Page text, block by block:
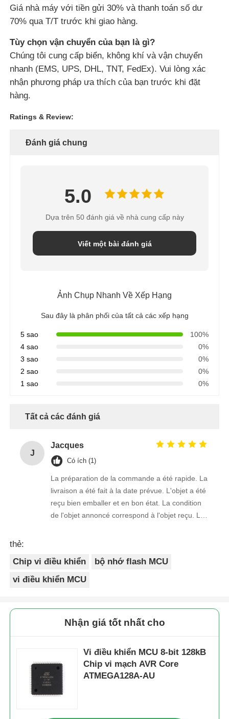
Đầu nối
Chip quản lý năng lượng
Giá nhà máy với tiền gửi 30% và thanh toán số dư
70% qua T/T trước khi giao hàng.
Tùy chọn vận chuyển của bạn là gì?
Chúng tôi cung cấp biển, không khí và vận chuyển
nhanh (EMS, UPS, DHL, TNT, FedEx). Vui lòng xác
nhận phương pháp ưa thích của bạn trước khi đặt
hàng.
Ratings & Review:
Đánh giá chung
5.0
Dựa trên 50 đánh giá về nhà cung cấp này
Viết một bài đánh giá
Ảnh Chụp Nhanh Về Xếp Hạng
Sau đây là phân phối của tất cả các xếp hạng
5 sao
100%
4 sao
0%
3 sao
0%
2 sao
0%
1 sao
0%
Tất cả các đánh giá
J
Jacques
Có ích (1)
La préparation de la commande a été rapide. La
livraison a été fait à la date prévue. L'objet a été
reçu bien emballer et en bon état. La condition
de l'objet annoncé correspond à l'objet reçu. Le
thẻ:
Chip vi điều khiển
bộ nhớ flash MCU
vi điều khiển MCU
Nhận giá tốt nhất cho
Vi điều khiển MCU 8-bit 128kB
Chip vi mạch AVR Core
ATMEGA128A-AU